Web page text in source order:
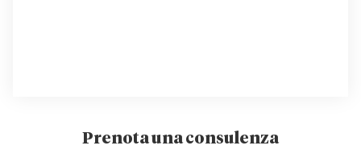
Prenota una consulenza